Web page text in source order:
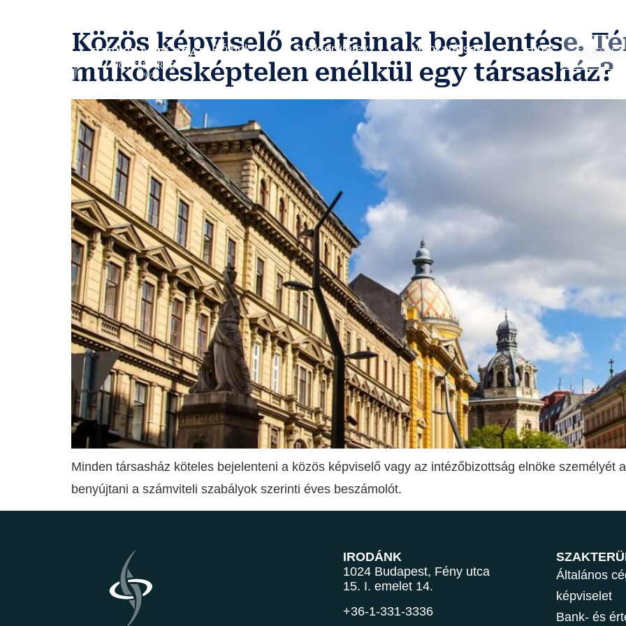
Rólunk Szakterületek Munkatársak Hírek
Közös képviselő adatainak bejelentése.
működésképtelen enélkül egy társasház?
Minden társasház köteles bejelenteni a közös képviselő vagy az intézőbizottság elnöke személyét
benyújtani a számviteli szabályok szerinti éves beszámolót.
IRODÁNK
1024 Budapest, Fény utca
15. I. emelet 14.
+36-1-331-3336
Általános
képviselet
Bank- és